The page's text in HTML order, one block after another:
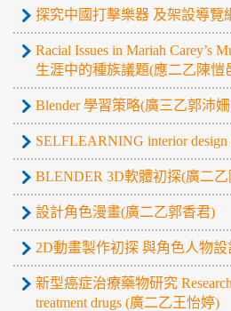
探究中國打擊樂器 及架設導覽
Racial Issues in Mariah Carey’s
生涯中的種族議題(應二乙陳愷
Blender 學習策略(廣三乙郭沛
SELFLEARNING interior
BLENDER 3D軟體初探(廣二
設計角色漫畫(廣二乙郭香君)
2D動畫製作初探 與角色人物
新型癌症治療藥物研究
treatment drugs (廣二乙王怡婷)